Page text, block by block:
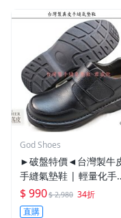
God Shoes
►破盤特價◄台灣製牛
手縫氣墊鞋 | 輕量化手
工縫線鞋底 |真皮皮鞋 |
學生鞋 | 上班鞋 - 男版
$ 990$ 2,980 34折
直購